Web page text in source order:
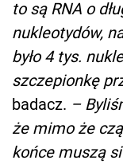
to są RNA o
nukleotydów,
było 4 tys.
szczepionkę
badacz. –
że mimo że
końce muszą